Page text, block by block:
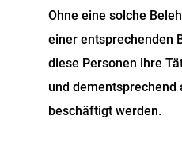
Ohne eine solche
einer entsprechenden
diese Personen ihre
und dementsprechend
beschäftigt werden.